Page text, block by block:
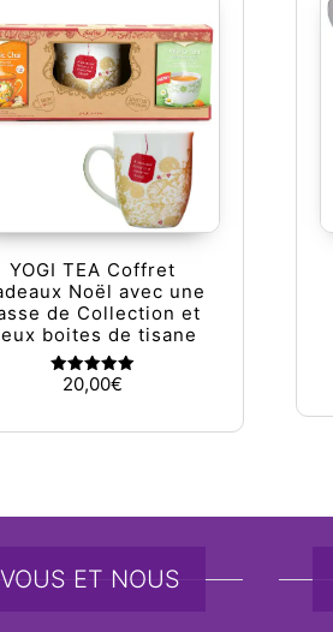
YOGI TEA Coffret
Noël avec une
de Collection et
boites de tisane
Note
5.00
20,00€
VOUS ET NOUS